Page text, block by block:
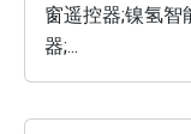
窗遥控器;镍氢智
器;...